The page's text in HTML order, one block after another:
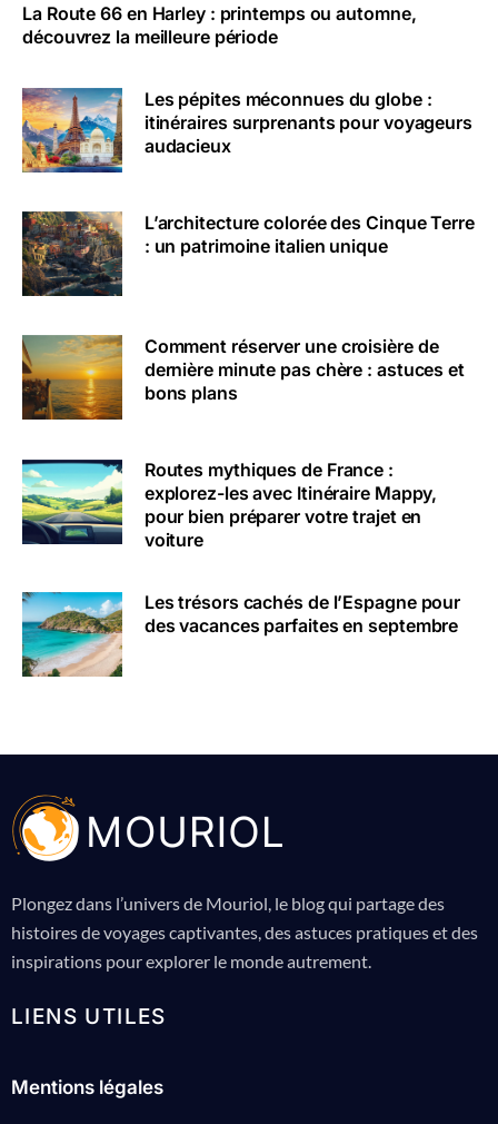
La Route 66 en Harley : printemps ou automne,
découvrez la meilleure période
Les pépites méconnues du globe :
itinéraires surprenants pour voyageurs
audacieux
L’architecture colorée des Cinque Terre
: un patrimoine italien unique
Comment réserver une croisière de
dernière minute pas chère : astuces et
bons plans
Routes mythiques de France :
explorez-les avec Itinéraire Mappy,
pour bien préparer votre trajet en
voiture
Les trésors cachés de l’Espagne pour
des vacances parfaites en septembre
Plongez dans l’univers de Mouriol, le blog qui partage des
histoires de voyages captivantes, des astuces pratiques et des
inspirations pour explorer le monde autrement.
LIENS UTILES
Mentions légales